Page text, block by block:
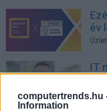
computertrends.hu
Information
év
Üzlet
IT